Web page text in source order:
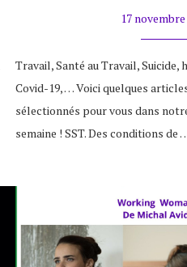
17 novembre
Travail, Santé au Travail, Suicide,
Covid-19, … Voici quelques
sélectionnés pour vous dans
semaine ! SST. Des conditions de